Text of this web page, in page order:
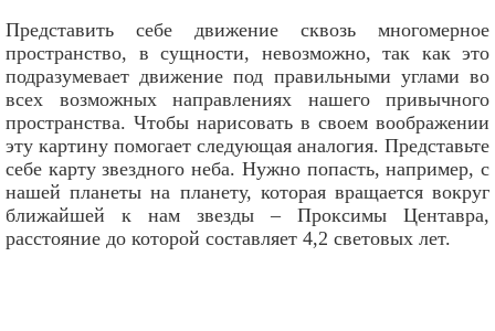
Представить себе движение сквозь многомерное
пространство, в сущности, невозможно, так как это
подразумевает движение под правильными углами во
всех возможных направлениях нашего привычного
пространства. Чтобы нарисовать в своем воображении
эту картину помогает следующая аналогия. Представьте
себе карту звездного неба. Нужно попасть, например, с
нашей планеты на планету, которая вращается вокруг
ближайшей к нам звезды – Проксимы Центавра,
расстояние до которой составляет 4,2 световых лет.